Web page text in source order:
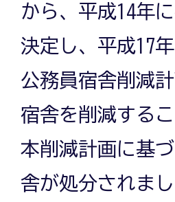
から、平成14年
決定し、平成17
公務員宿舎削減
宿舎を削減する
本削減計画に基
舎が処分されまし